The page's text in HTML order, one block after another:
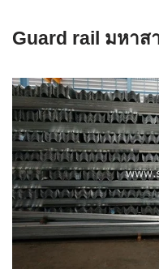
Guard rail มหาส